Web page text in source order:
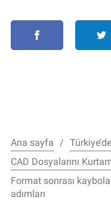
Ana sayfa
CAD Dosyalarını
Format sonrası
adımları